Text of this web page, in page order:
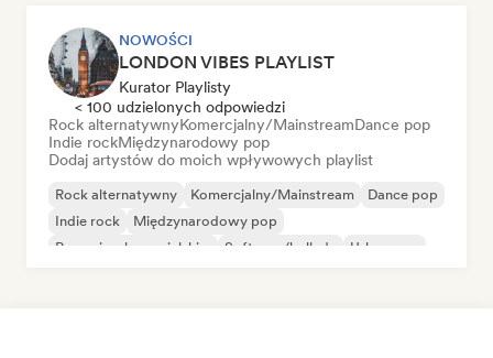
NOWOŚCI
LONDON VIBES PLAYLIST
Kurator Playlisty
< 100 udzielonych odpowiedzi
Rock alternatywnyKomercjalny/MainstreamDance pop
Indie rockMiędzynarodowy pop
Dodaj artystów do moich wpływowych playlist
Rock alternatywny Komercjalny/Mainstream
Dance pop
Indie rock
Międzynarodowy pop
Rap w języku angielskim
Soft pop/ballada Urban pop